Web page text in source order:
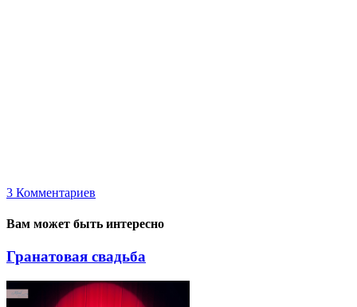
3 Комментариев
Вам может быть интересно
Гранатовая свадьба